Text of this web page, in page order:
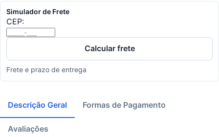
Simulador de Frete
CEP:
Calcular frete
Frete e prazo de entrega
Descrição Geral Formas de Pagamento
Avaliações